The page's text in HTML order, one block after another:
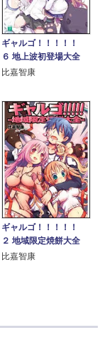
ギャルゴ！！！！！
６ 地上波初登場大全
比嘉智康
ギャルゴ！！！！！
２ 地域限定焼餅大全
比嘉智康